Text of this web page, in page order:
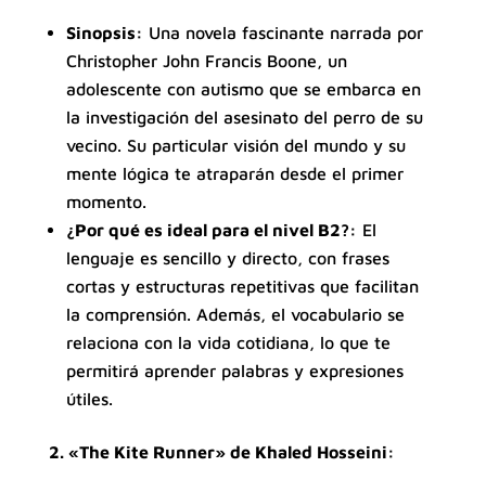
Sinopsis: Una novela fascinante narrada por
Christopher John Francis Boone, un
adolescente con autismo que se embarca en
la investigación del asesinato del perro de su
vecino. Su particular visión del mundo y su
mente lógica te atraparán desde el primer
momento.
¿Por qué es ideal para el nivel B2?: El
lenguaje es sencillo y directo, con frases
cortas y estructuras repetitivas que facilitan
la comprensión. Además, el vocabulario se
relaciona con la vida cotidiana, lo que te
permitirá aprender palabras y expresiones
útiles.
2. «The Kite Runner» de Khaled Hosseini: